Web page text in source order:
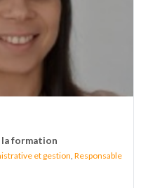
la formation
et gestion Responsable